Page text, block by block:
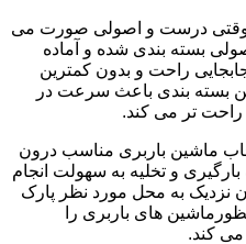
وقتی درست و اصولی صورت می
بسته بندی شده و آماده
راحت و بدون کمترین
بسته بندی باعث سرعت در
راحت تر می کند.
ماشین باربری مناسب درون
و تخلیه به سهولت انجام
نزدیک به محل مورد نظر پارک
های باربری را
می کند.